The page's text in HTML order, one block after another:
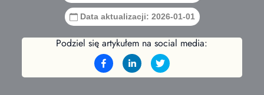
Data aktualizacji: 2026-01-01
Podziel się artykułem na social media: